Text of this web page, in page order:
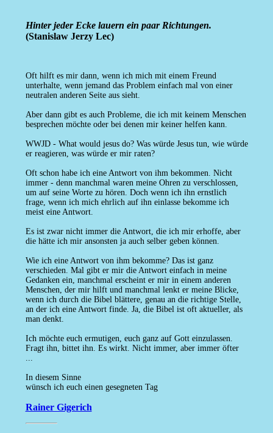
Hinter jeder Ecke lauern ein paar Richtungen.
(Stanislaw Jerzy Lec)
Oft hilft es mir dann, wenn ich mich mit einem Freund
unterhalte, wenn jemand das Problem einfach mal von einer
neutralen anderen Seite aus sieht.
Aber dann gibt es auch Probleme, die ich mit keinem Menschen
besprechen möchte oder bei denen mir keiner helfen kann.
WWJD - What would jesus do? Was würde Jesus tun, wie würde
er reagieren, was würde er mir raten?
Oft schon habe ich eine Antwort von ihm bekommen. Nicht
immer - denn manchmal waren meine Ohren zu verschlossen,
um auf seine Worte zu hören. Doch wenn ich ihn ernstlich
frage, wenn ich mich ehrlich auf ihn einlasse bekomme ich
meist eine Antwort.
Es ist zwar nicht immer die Antwort, die ich mir erhoffe, aber
die hätte ich mir ansonsten ja auch selber geben können.
Wie ich eine Antwort von ihm bekomme? Das ist ganz
verschieden. Mal gibt er mir die Antwort einfach in meine
Gedanken ein, manchmal erscheint er mir in einem anderen
Menschen, der mir hilft und manchmal lenkt er meine Blicke,
wenn ich durch die Bibel blättere, genau an die richtige Stelle,
an der ich eine Antwort finde. Ja, die Bibel ist oft aktueller, als
man denkt.
Ich möchte euch ermutigen, euch ganz auf Gott einzulassen.
Fragt ihn, bittet ihn. Es wirkt. Nicht immer, aber immer öfter
...
In diesem Sinne
wünsch ich euch einen gesegneten Tag
Rainer Gigerich